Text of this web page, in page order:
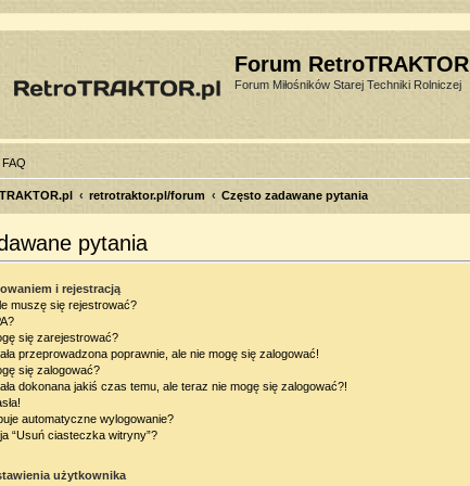
Forum RetroTRAKTOR
Forum Miłośników Starej Techniki Rolniczej
FAQ
retrotraktor.pl/forum Często zadawane pytania
pytania
i rejestracją
muszę się rejestrować?
się zarejestrować?
przeprowadzona poprawnie, ale nie mogę się zalogować!
się zalogować?
dokonana jakiś czas temu, ale teraz nie mogę się zalogować?!
automatyczne wylogowanie?
“Usuń ciasteczka witryny”?
użytkownika